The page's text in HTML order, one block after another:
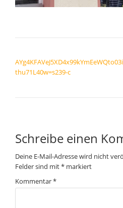
thu71L40w=s239-c
Schreibe einen
Deine E-Mail-Adresse wird nicht
Felder sind mit* markiert
Kommentar*